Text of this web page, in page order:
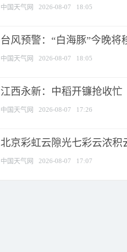
中国天气网 2026-08-07 18:05
台风预警：“白海豚”今晚将
中国天气网 2026-08-07 18:05
江西永新：中稻开镰抢收忙
中国天气网 2026-08-07 17:26
北京彩虹云隙光七彩云浓积
中国天气网 2026-08-07 17:07